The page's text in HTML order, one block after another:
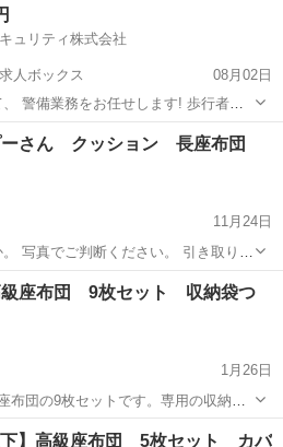
ュリティ株式会社
人ボックス
08月02日
、 警備業務をお任せします! 歩行者の
誘導 これがメインの業務です! 難しい
み・固定休など 希望通りのシフトが可
さん クッション 長座布団
11月24日
で
。リック、カバー
級座布団 9枚セット 収納袋つ
1月26日
とした座布団です。 梱包サイズ
ファブリック、カバー セット
下】高級座布団 5枚セット カバ